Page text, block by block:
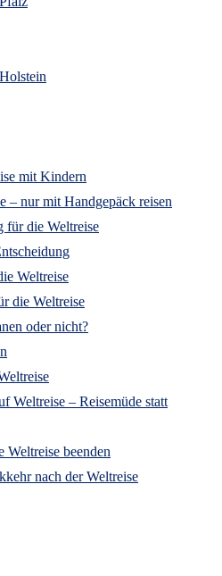
mit Kindern
– nur mit Handgepäck reisen
für die Weltreise
Weltreise
die Weltreise
oder nicht?
Weltreise – Reisemüde statt
Weltreise beenden
nach der Weltreise